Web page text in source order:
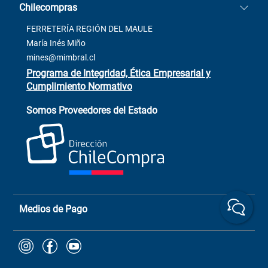
Términos y condiciones
Contacto
Venta Terreno
Trabaja con Nosotros
+(73) 256
ChileCompras
+56 9 9888 9549
2137 San Javier, Fono (73)
Chilecompras
FERRETERÍA REGIÓN DEL MAULE
María Inés Miño
mines@mimbral.cl
Programa de Integridad, Ética Empresarial y
Cumplimiento Normativo
Somos Proveedores del Estado
Medios de Pago